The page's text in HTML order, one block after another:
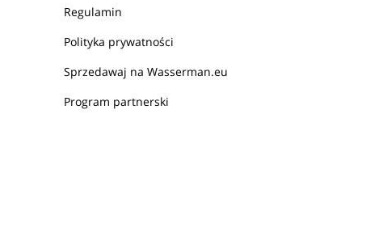
Regulamin
Polityka prywatności
Sprzedawaj na Wasserman.eu
Program partnerski